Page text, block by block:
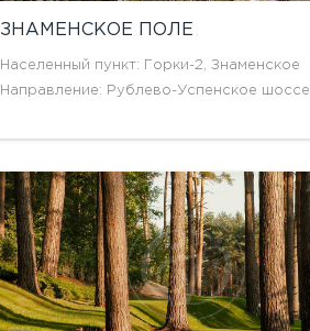
ЗНАМЕНСКОЕ ПОЛЕ
Населенный пункт: Горки-2, Знаменское
Направление: Рублево-Успенское шоссе